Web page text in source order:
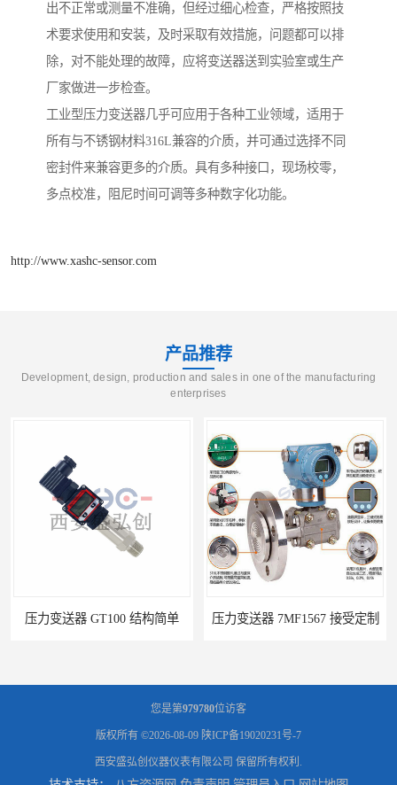
出不正常或测量不准确，但经过细心检查，严格按照技
术要求使用和安装，及时采取有效措施，问题都可以排
除，对不能处理的故障，应将变送器送到实验室或生产
厂家做进一步检查。
工业型压力变送器几乎可应用于各种工业领域，适用于
所有与不锈钢材料316L兼容的介质，并可通过选择不同
密封件来兼容更多的介质。具有多种接口，现场校零，
多点校准，阻尼时间可调等多种数字化功能。
http://www.xashc-sensor.com
产品推荐
Development, design, production and sales in one of the manufacturing
enterprises
压力变送器 GT100 结构简单 压力变送器 7MF1567 接受定制
您是第979780位访客
版权所有 ©2026-08-09 陕ICP备19020231号-7
西安盛弘创仪器仪表有限公司 保留所有权利.